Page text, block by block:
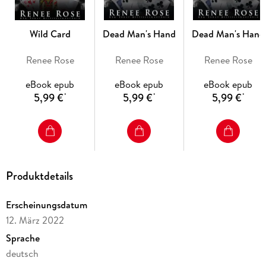
Einer Naturgewalt, die einfach zu hell lodert, um sie
auszulöschen.
Und ich brauche das Geld nicht.
Ich will lieber sie.
Wild Card
Renee Rose
eBook epub
5,99 €*
Dead Man's Hand
Renee Rose
eBook epub
5,99 €*
Dead Man's Hand
Renee Rose
eBook epub
5,99 €*
Produktdetails
Erscheinungsdatum
12. März 2022
Sprache
deutsch